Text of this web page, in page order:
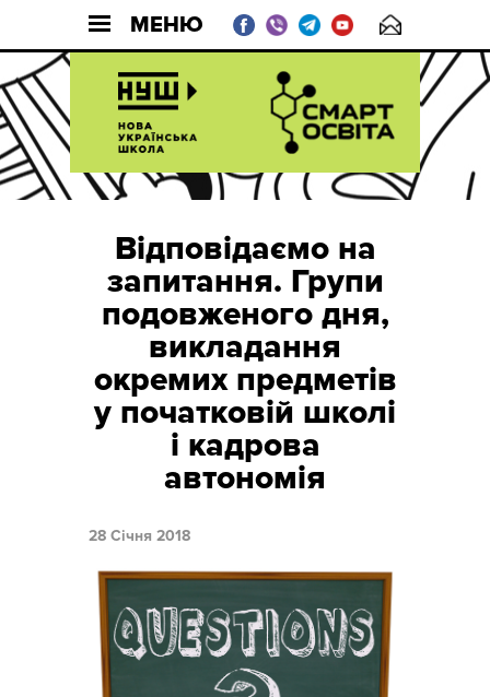
МЕНЮ
Відповідаємо на
запитання. Групи
подовженого дня,
викладання
окремих предметів
у початковій школі
і кадрова
автономія
28 Січня 2018